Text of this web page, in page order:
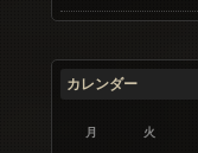
カレンダー
月 火